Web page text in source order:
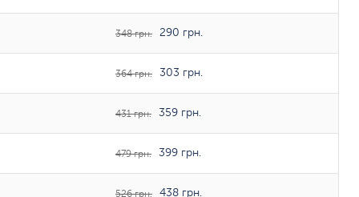
348 грн. 290 грн.
364 грн. 303 грн.
431 грн. 359 грн.
479 грн. 399 грн.
526 грн. 438 грн.